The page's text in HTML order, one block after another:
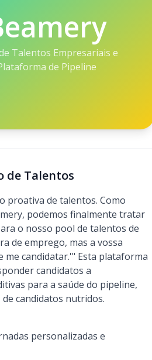
Talentos Empresariais e
de Pipeline
de Talentos
proativa de talentos. Como
podemos finalmente tratar
o nosso pool de talentos de
de emprego, mas a vossa
me candidatar.'" Esta plataforma
candidatos a
para a saúde do pipeline,
candidatos nutridos.
personalizadas e